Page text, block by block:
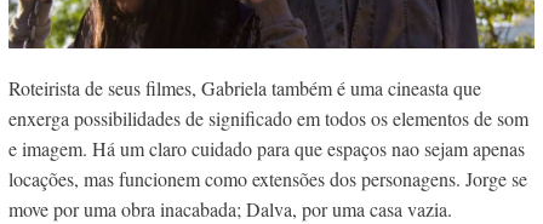
Roteirista de seus filmes, Gabriela também é uma cineasta que
enxerga possibilidades de significado em todos os elementos de som
e imagem. Há um claro cuidado para que espaços nao sejam apenas
locações, mas funcionem como extensões dos personagens. Jorge se
move por uma obra inacabada; Dalva, por uma casa vazia.